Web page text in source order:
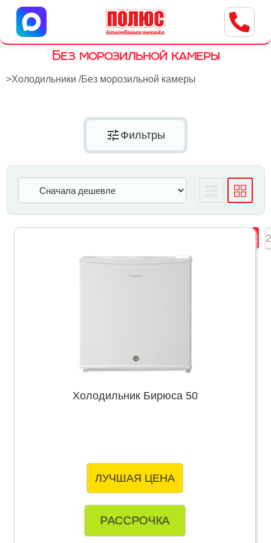
Центр бытовой техники
г. Ульяновск, ул. Пушкарева, 8a
Без морозильной камеры
>Холодильники /Без морозильной камеры
tune Фильтры
Холодильник Бирюса 50
ЛУЧШАЯ ЦЕНА
РАССРОЧКА
1 2